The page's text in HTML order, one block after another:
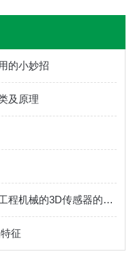
的小妙招
及原理
德国易福门IFM用于移动车辆和工程机械的3D传感器的特性
征